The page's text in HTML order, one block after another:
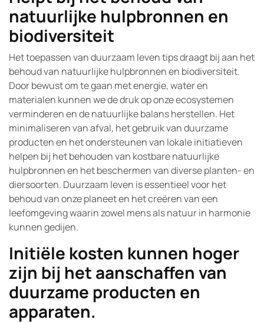
natuurlijke hulpbronnen en
biodiversiteit
Het toepassen van duurzaam leven tips draagt bij aan het
behoud van natuurlijke hulpbronnen en biodiversiteit.
Door bewust om te gaan met energie, water en
materialen kunnen we de druk op onze ecosystemen
verminderen en de natuurlijke balans herstellen. Het
minimaliseren van afval, het gebruik van duurzame
producten en het ondersteunen van lokale initiatieven
helpen bij het behouden van kostbare natuurlijke
hulpbronnen en het beschermen van diverse planten- en
diersoorten. Duurzaam leven is essentieel voor het
behoud van onze planeet en het creëren van een
leefomgeving waarin zowel mens als natuur in harmonie
kunnen gedijen.
Initiële kosten kunnen hoger
zijn bij het aanschaffen van
duurzame producten en
apparaten.